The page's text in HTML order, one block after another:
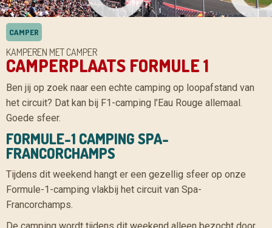
CAMPER
KAMPEREN MET CAMPER
CAMPERPLAATS FORMULE 1
Ben jij op zoek naar een echte camping op loopafstand van
het circuit? Dat kan bij F1-camping l’Eau Rouge allemaal.
Goede sfeer.
FORMULE-1 CAMPING SPA-
FRANCORCHAMPS
Tijdens dit weekend hangt er een gezellig sfeer op onze
Formule-1-camping vlakbij het circuit van Spa-
Francorchamps.